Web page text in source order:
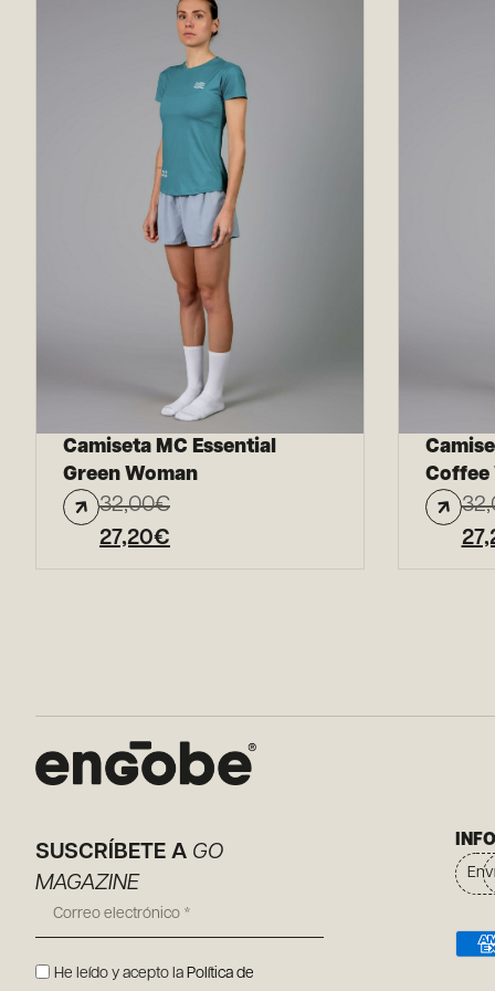
Camiseta MC Essential
Green Woman
32,00€
27,20€
Coffee
SUSCRÍBETE A GO
MAGAZINE
He leído y acepto la Política de